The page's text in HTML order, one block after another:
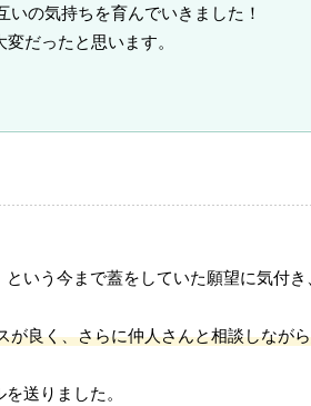
の気持ちを育んでいきました！
だったと思います。
いう今まで蓋をしていた願望に気付き
良く、さらに仲人さんと相談しなが
送りました。